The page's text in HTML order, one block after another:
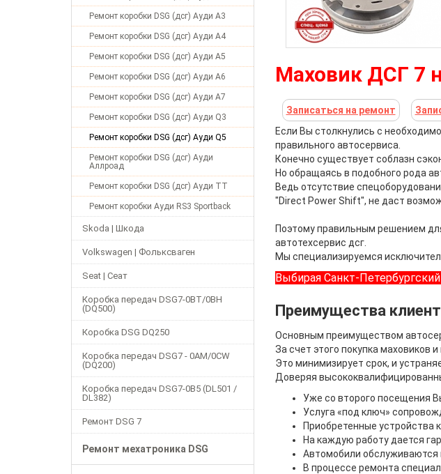
Ремонт коробки DSG (дсг) Ауди А3
Ремонт коробки DSG (дсг) Ауди А4
Ремонт коробки DSG (дсг) Ауди А5
Ремонт коробки DSG (дсг) Ауди А6
Ремонт коробки DSG (дсг) Ауди А7
Ремонт коробки DSG (дсг) Ауди Q3
Ремонт коробки DSG (дсг) Ауди Q5
Ремонт коробки DSG (дсг) Ауди
Аллроад
Ремонт коробки DSG (дсг) Ауди ТТ
Ремонт коробки Ауди RS3 Sportback
Skoda | Шкода
Volkswagen | Фольксваген
Seat | Сеат
Коробка передач DSG7-0BT/0BH
(DQ500)
Коробка DSG DQ250
Коробка передач DSG7 - 0AM/0CW
(DQ200)
Коробка передач DSG7-0B5 (DL501 /
DL382)
Ремонт DSG 7
Ремонт мехатроника DSG
Маховик ДСГ 7
Записаться на ремонт
Если Вы столкнулись с
правильного автосервиса.
Конечно существует соблазн
Но обращаясь в подобного рода
Ведь отсутствие
"Direct Power Shift", не даст
Поэтому правильным решением
автотехсервис дсг.
Мы специализируемся
Выбирая Санкт-
Преимущества
Основным преимуществом
За счет этого покупка маховиков
Это минимизирует срок, и
Доверяя
Уже со второго посещения
Услуга «под ключ»
Приобретенные устройства
На каждую работу дается
Автомобили обслуживаются
В процессе ремонта